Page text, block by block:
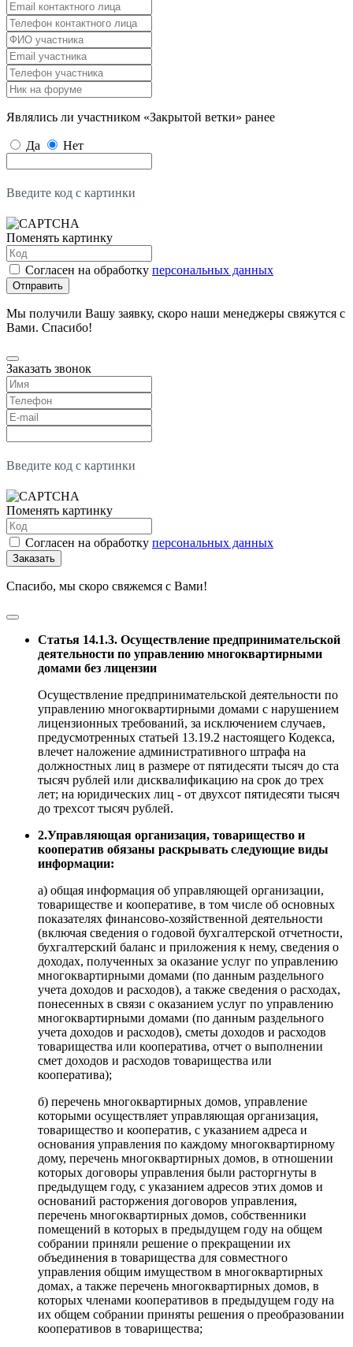
Являлись ли участником «Закрытой ветки» ранее
Да Нет
Введите код с картинки
Поменять картинку
Согласен на обработку персональных данных
Отправить
Мы получили Вашу заявку, скоро наши менеджеры свяжутся с
Вами. Спасибо!
Заказать звонок
Введите код с картинки
Поменять картинку
Согласен на обработку персональных данных
Заказать
Спасибо, мы скоро свяжемся с Вами!
Статья 14.1.3. Осуществление предпринимательской
деятельности по управлению многоквартирными
домами без лицензии
Осуществление предпринимательской деятельности по
управлению многоквартирными домами с нарушением
лицензионных требований, за исключением случаев,
предусмотренных статьей 13.19.2 настоящего Кодекса,
влечет наложение административного штрафа на
должностных лиц в размере от пятидесяти тысяч до ста
тысяч рублей или дисквалификацию на срок до трех
лет; на юридических лиц - от двухсот пятидесяти тысяч
до трехсот тысяч рублей.
2.Управляющая организация, товарищество и
кооператив обязаны раскрывать следующие виды
информации:
а) общая информация об управляющей организации,
товариществе и кооперативе, в том числе об основных
показателях финансово-хозяйственной деятельности
(включая сведения о годовой бухгалтерской отчетности,
бухгалтерский баланс и приложения к нему, сведения о
доходах, полученных за оказание услуг по управлению
многоквартирными домами (по данным раздельного
учета доходов и расходов), а также сведения о расходах,
понесенных в связи с оказанием услуг по управлению
многоквартирными домами (по данным раздельного
учета доходов и расходов), сметы доходов и расходов
товарищества или кооператива, отчет о выполнении
смет доходов и расходов товарищества или
кооператива);
б) перечень многоквартирных домов, управление
которыми осуществляет управляющая организация,
товарищество и кооператив, с указанием адреса и
основания управления по каждому многоквартирному
дому, перечень многоквартирных домов, в отношении
которых договоры управления были расторгнуты в
предыдущем году, с указанием адресов этих домов и
оснований расторжения договоров управления,
перечень многоквартирных домов, собственники
помещений в которых в предыдущем году на общем
собрании приняли решение о прекращении их
объединения в товарищества для совместного
управления общим имуществом в многоквартирных
домах, а также перечень многоквартирных домов, в
которых членами кооперативов в предыдущем году на
их общем собрании приняты решения о преобразовании
кооперативов в товарищества;